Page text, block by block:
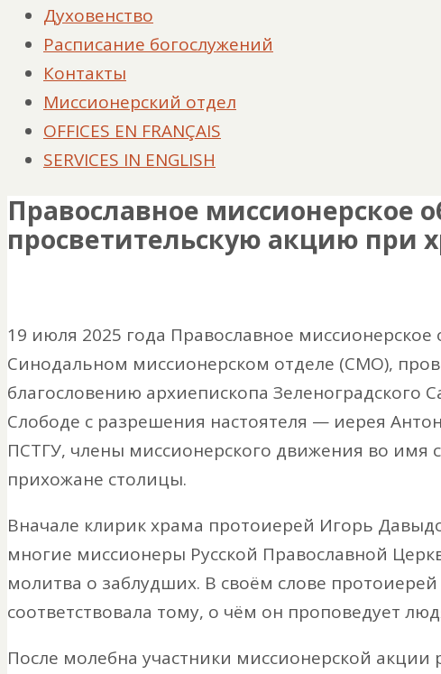
Духовенство
Расписание богослужений
Контакты
Миссионерский отдел
OFFICES EN FRANÇAIS
SERVICES IN ENGLISH
Православное миссионерское
просветительскую акцию при
19 июля 2025 года Православное
Синодальном миссионерском отделе (СМО),
благословению архиепископа
Слободе с разрешения настоятеля — иерея
ПСТГУ, члены миссионерского движения во имя
прихожане столицы.
Вначале клирик храма протоиерей Игорь
многие миссионеры Русской Православной
молитва о заблудших. В своём слове
соответствовала тому, о чём он проповедует
После молебна участники миссионерской